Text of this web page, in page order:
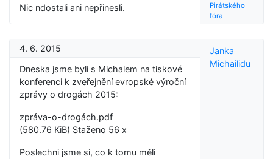
Nic ndostali ani nepřinesli.
Pirátského
fóra
4. 6. 2015
Dneska jsme byli s Michalem na tiskové
konferenci k zveřejnění evropské výroční
zprávy o drogách 2015:
zpráva-o-drogách.pdf
(580.76 KiB) Staženo 56 x
Poslechni jsme si, co k tomu měli
Janka
Michailidu